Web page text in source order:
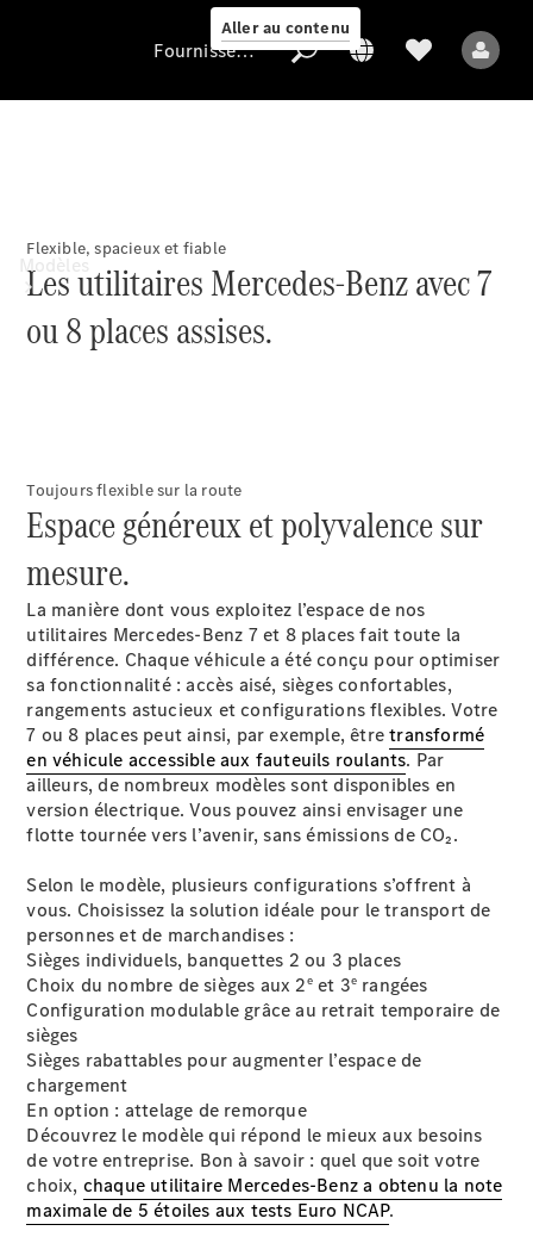
Aller au contenu
données
Modèles
Modèles électriques
Sprinter
Tous les
Sprinter
Sprinter
Fourgon
Tourer
Sprinter
Châssis
Cabine
Sprinter
Châssis
Cabine
double
Sprinter
Châssis à
benne
Configurateur
Mercedes-
Fournisseur / Protection des données
Flexible, spacieux et fiable
Les utilitaires Mercedes-Benz avec 7
ou 8 places assises.
Toujours flexible sur la route
Espace généreux et polyvalence sur
mesure.
La manière dont vous exploitez l’espace de nos
utilitaires Mercedes-Benz 7 et 8 places fait toute la
différence. Chaque véhicule a été conçu pour optimiser
sa fonctionnalité : accès aisé, sièges confortables,
rangements astucieux et configurations flexibles. Votre
7 ou 8 places peut ainsi, par exemple, êtretransformé
en véhicule accessible aux fauteuils roulants. Par
ailleurs, de nombreux modèles sont disponibles en
version électrique. Vous pouvez ainsi envisager une
flotte tournée vers l’avenir, sans émissions de CO₂.
Selon le modèle, plusieurs configurations s’offrent à
vous. Choisissez la solution idéale pour le transport de
personnes et de marchandises :
Sièges individuels, banquettes 2 ou 3 places
Choix du nombre de sièges aux 2eet 3e rangées
Configuration modulable grâce au retrait temporaire de
sièges
Sièges rabattables pour augmenter l’espace de
chargement
En option : attelage de remorque
Découvrez le modèle qui répond le mieux aux besoins
de votre entreprise. Bon à savoir : quel que soit votre
choix, chaque utilitaire Mercedes-Benz a obtenu la note
maximale de 5 étoiles aux tests Euro NCAP.